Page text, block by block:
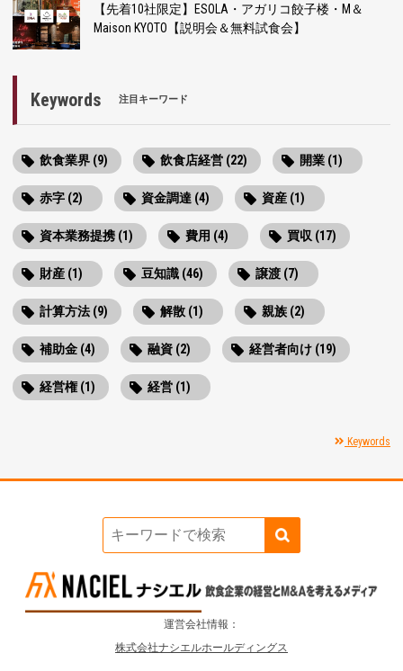
【先着10社限定】ESOLA・アガリコ餃子楼・M＆
Maison KYOTO【説明会＆無料試食会】
Keywords 注目キーワード
飲食業界 (9) 飲食店経営 (22) 開業 (1)
赤字 (2) 資金調達 (4) 資産 (1)
資本業務提携 (1) 費用 (4) 買収 (17)
財産 (1) 豆知識 (46) 譲渡 (7)
計算方法 (9) 解散 (1) 親族 (2)
補助金 (4) 融資 (2) 経営者向け (19)
経営権 (1) 経営 (1)
Keywords
運営会社情報：
株式会社ナシエルホールディングス